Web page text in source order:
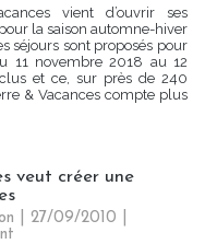
vient d’ouvrir ses
la saison automne-hiver
séjours sont proposés pour
11 novembre 2018 au 12
et ce, sur près de 240
& Vacances compte plus
veut créer une
| 27/09/2010